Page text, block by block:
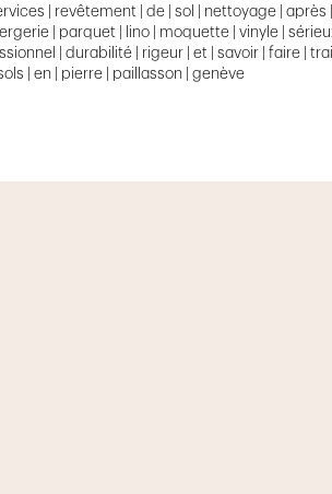
| revêtement | de | sol | nettoyage | après
| parquet | lino | moquette | vinyle |
| durabilité | rigeur | et | savoir | faire |
| en | pierre | paillasson | genève